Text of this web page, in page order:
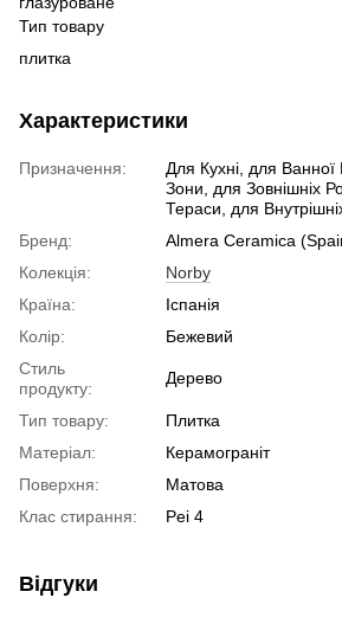
Тип товару
плитка
Характеристики
Призначення:
Для Кухні, для Ванної
Зони, для Зовнішніх
Тераси, для
Бренд:
Almera Ceramica
Колекція:
Norby
Країна:
Іспанія
Колір:
Бежевий
Стиль
продукту:
Дерево
Тип товару:
Плитка
Матеріал:
Керамограніт
Поверхня:
Матова
Клас стирання:
Pei 4
Відгуки